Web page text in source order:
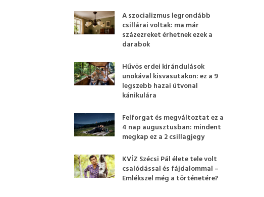
A szocializmus legrondább
csillárai voltak: ma már
százezreket érhetnek ezek a
darabok
Hűvös erdei kirándulások
unokával kisvasutakon: ez a 9
legszebb hazai útvonal
kánikulára
Felforgat és megváltoztat ez a
4 nap augusztusban: mindent
megkap ez a 2 csillagjegy
KVÍZ Szécsi Pál élete tele volt
csalódással és fájdalommal –
Emlékszel még a történetére?